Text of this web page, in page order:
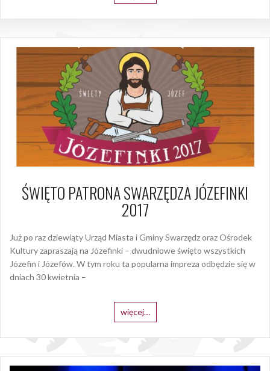
ŚWIĘTO PATRONA SWARZĘDZA JÓZEFINKI
2017
Już po raz dziewiąty Urząd Miasta i Gminy Swarzędz oraz Ośrodek
Kultury zapraszają na Józefinki – dwudniowe święto wszystkich
Józefin i Józefów. W tym roku ta popularna impreza odbędzie się w
dniach 30 kwietnia –
więcej…